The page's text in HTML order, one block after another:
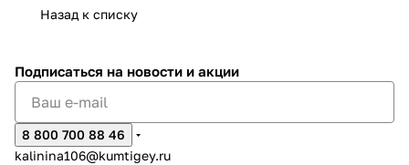
Назад к списку
Подписаться на новости и акции
8 800 700 88 46
kalinina106@kumtigey.ru